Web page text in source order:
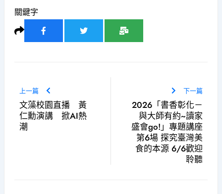
關鍵字
上一篇
文藻校園直播 黃
仁勳演講 掀AI熱
潮
下一篇
2026「書香彰化－
與大師有約~讀家
盛會go!」專題講座
第6場 探究臺灣美
食的本源 6/6歡迎
聆聽